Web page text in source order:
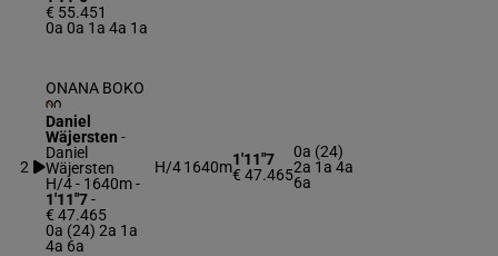
€ 55.451
0a 0a 1a 4a 1a
2
ONANA BOKO
Daniel
Wäjersten -
Daniel
Wäjersten
H/4 - 1640m-
1'11"7-
€ 47.465
0a (24) 2a 1a
4a 6a
H/41640m1'11"7
€ 47.465
0a (24)
2a 1a 4a
6a